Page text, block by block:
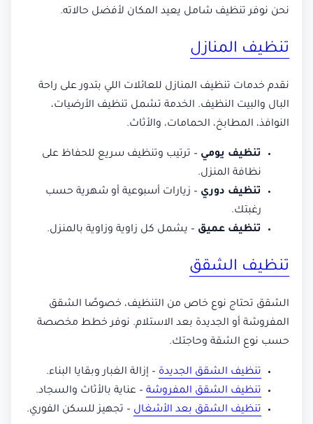
نحن نوفر تنظيف شامل يعيد المكان لأفضل حالاته.
تنظيف المنازل
نقدم خدمات تنظيف المنازل للعائلات اللي بتدور على راحة
البال والبيت النظيف. الخدمة تشمل تنظيف الأرضيات،
النوافذ، المطابخ، الحمامات، والأثاث.
تنظيف يومي – ترتيب وتنظيف سريع للحفاظ على
نظافة المنزل.
تنظيف دوري – زيارات أسبوعية أو شهرية حسب
رغبتك.
تنظيف عميق – يشمل كل زاوية وزاوية بالمنزل.
تنظيف الشقق
الشقق تحتاج نوع خاص من التنظيف، خصوصًا الشقق
المفروشة أو الجديدة بعد الاستلام. نوفر خطط مخصصة
حسب نوع الشقة وحاجتك.
تنظيف الشقق الجديدة – إزالة الغبار وبقايا البناء.
تنظيف الشقق المفروشة – عناية بالأثاث والسجاد.
تنظيف الشقق بعد الأشغال – تجهيز للسكن الفوري.